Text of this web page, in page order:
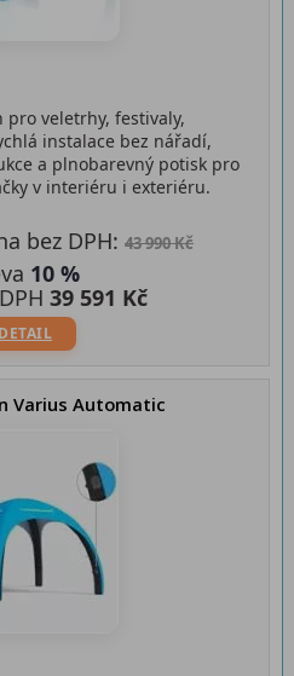
pro veletrhy, festivaly,
instalace bez nářadí,
a plnobarevný potisk pro
v interiéru i exteriéru.
DETAIL
bez DPH: 43 990 Kč
10 %
39 591 Kč
Varius Automatic